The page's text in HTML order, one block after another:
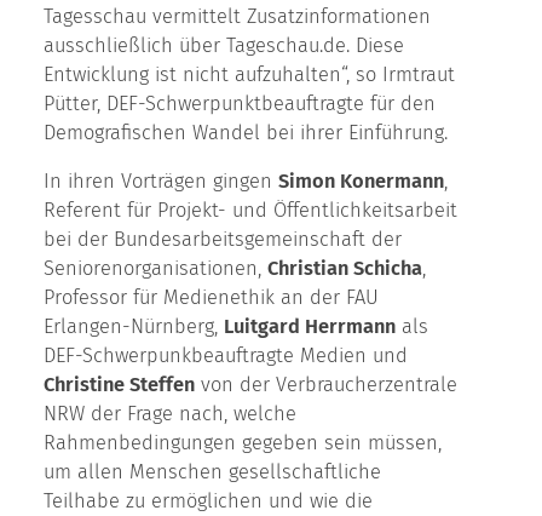
Tagesschau vermittelt Zusatzinformationen
ausschließlich über Tageschau.de. Diese
Entwicklung ist nicht aufzuhalten“, so Irmtraut
Pütter, DEF-Schwerpunktbeauftragte für den
Demografischen Wandel bei ihrer Einführung.
In ihren Vorträgen gingen Simon Konermann,
Referent für Projekt- und Öffentlichkeitsarbeit
bei der Bundesarbeitsgemeinschaft der
Seniorenorganisationen, Christian Schicha,
Professor für Medienethik an der FAU
Erlangen-Nürnberg, Luitgard Herrmann als
DEF-Schwerpunkbeauftragte Medien und
Christine Steffen von der Verbraucherzentrale
NRW der Frage nach, welche
Rahmenbedingungen gegeben sein müssen,
um allen Menschen gesellschaftliche
Teilhabe zu ermöglichen und wie die